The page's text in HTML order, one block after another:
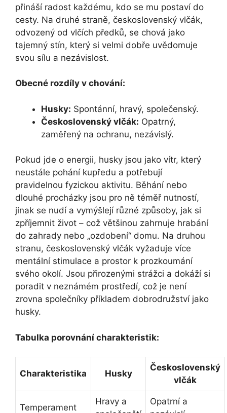
přináší radost každému, kdo se mu postaví do
cesty. Na druhé straně, československý vlčák,
odvozený od vlčích předků, se chová jako
tajemný stín, který si velmi dobře uvědomuje
svou sílu a nezávislost.
Obecné rozdíly v chování:
Husky: Spontánní, hravý, společenský.
Československý vlčák: Opatrný,
zaměřený na ochranu, nezávislý.
Pokud jde o energii, husky jsou jako vítr, který
neustále pohání kupředu a potřebují
pravidelnou fyzickou aktivitu. Běhání nebo
dlouhé procházky jsou pro ně téměř nutností,
jinak se nudí a vymýšlejí různé způsoby, jak si
zpříjemnit život – což většinou zahrnuje hrabání
do zahrady nebo „ozdobení“ domu. Na druhou
stranu, československý vlčák vyžaduje více
mentální stimulace a prostor k prozkoumání
svého okolí. Jsou přirozenými strážci a dokáží si
poradit v neznámém prostředí, což je není
zrovna společníky příkladem dobrodružství jako
husky.
Tabulka porovnání charakteristik:
Charakteristika Husky
Československý
vlčák
Temperament
Hravy a
Opatrní a